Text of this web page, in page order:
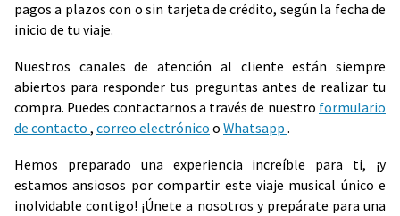
pagos a plazos con o sin tarjeta de crédito, según la fecha de
inicio de tu viaje.
Nuestros canales de atención al cliente están siempre
abiertos para responder tus preguntas antes de realizar tu
compra. Puedes contactarnos a través de nuestro formulario
de contacto , correo electrónico o Whatsapp .
Hemos preparado una experiencia increíble para ti, ¡y
estamos ansiosos por compartir este viaje musical único e
inolvidable contigo! ¡Únete a nosotros y prepárate para una